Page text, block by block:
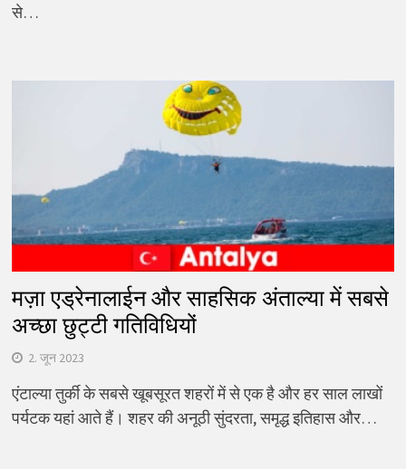
से…
मज़ा एड्रेनालाईन और साहसिक अंताल्या में सबसे
अच्छा छुट्टी गतिविधियों
2. जून 2023
एंटाल्या तुर्की के सबसे खूबसूरत शहरों में से एक है और हर साल लाखों
पर्यटक यहां आते हैं। शहर की अनूठी सुंदरता, समृद्ध इतिहास और…